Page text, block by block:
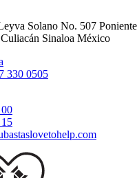
Solano No. 507
Sinaloa México
330 0505